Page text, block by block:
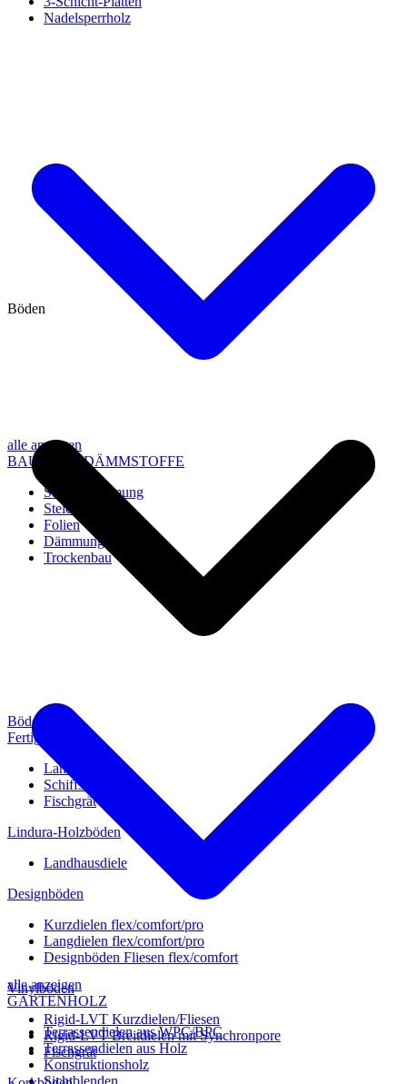
Nadelsperrholz
alle anzeigen
BAU- UND DÄMMSTOFFE
Steico Dämmung
Steico Zubehör
Folien
Dämmung
Trockenbau
alle anzeigen
GARTENHOLZ
Terrassendielen aus WPC/BPC
Terrassendielen aus Holz
Konstruktionsholz
Sichtblenden
Böden
Böden
Fertigparkett
Landhausdiele
Schiffsboden
Fischgrät
Lindura-Holzböden
Landhausdiele
Designböden
Kurzdielen flex/comfort/pro
Langdielen flex/comfort/pro
Designböden Fliesen flex/comfort
Vinylböden
Rigid-LVT Kurzdielen/Fliesen
Rigid-LVT Breitdielen mit Synchronpore
Fischgrät